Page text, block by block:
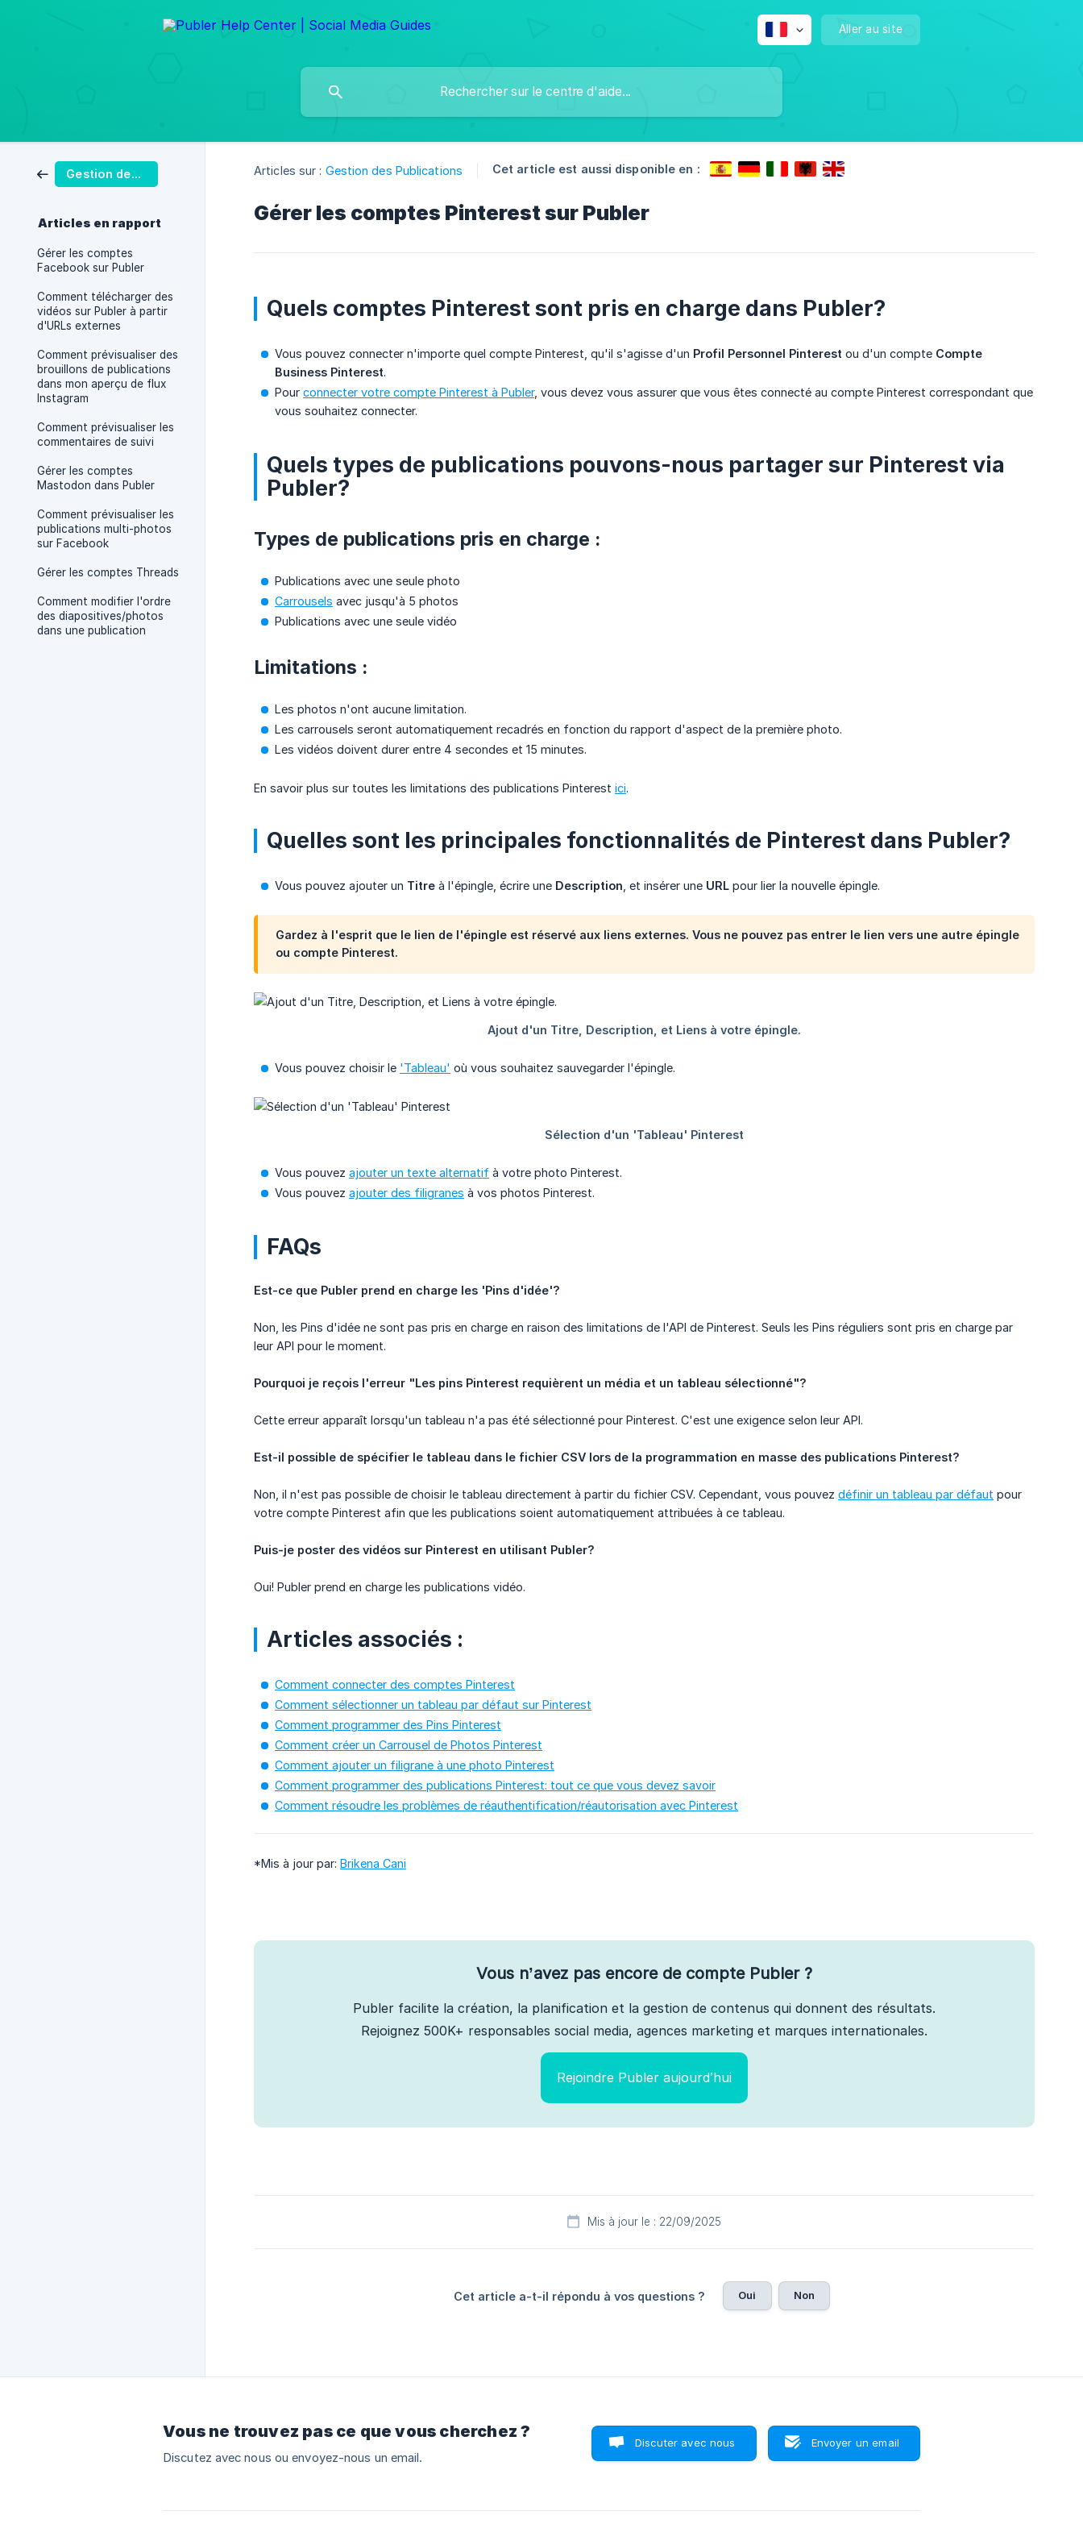
Aller au site
Gestion des Publications
Articles en rapport
Gérer les comptes
Facebook sur Publer
Comment télécharger des
vidéos sur Publer à partir
d'URLs externes
Comment prévisualiser des
brouillons de publications
dans mon aperçu de flux
Instagram
Comment prévisualiser les
commentaires de suivi
Gérer les comptes
Mastodon dans Publer
Comment prévisualiser les
publications multi-photos
sur Facebook
Gérer les comptes Threads
Comment modifier l'ordre
des diapositives/photos
dans une publication
Articles sur : Gestion des Publications Cet article est aussi disponible en :
Gérer les comptes Pinterest sur Publer
Quels comptes Pinterest sont pris en charge dans Publer?
Vous pouvez connecter n'importe quel compte Pinterest, qu'il s'agisse d'un Profil Personnel Pinterest ou d'un compte Compte
Business Pinterest.
Pour connecter votre compte Pinterest à Publer, vous devez vous assurer que vous êtes connecté au compte Pinterest correspondant que
vous souhaitez connecter.
Quels types de publications pouvons-nous partager sur Pinterest via
Publer?
Types de publications pris en charge :
Publications avec une seule photo
Carrousels avec jusqu'à 5 photos
Publications avec une seule vidéo
Limitations :
Les photos n'ont aucune limitation.
Les carrousels seront automatiquement recadrés en fonction du rapport d'aspect de la première photo.
Les vidéos doivent durer entre 4 secondes et 15 minutes.
En savoir plus sur toutes les limitations des publications Pinterest ici.
Quelles sont les principales fonctionnalités de Pinterest dans Publer?
Vous pouvez ajouter un Titre à l'épingle, écrire une Description , et insérer une URL pour lier la nouvelle épingle.
Gardez à l'esprit que le lien de l'épingle est réservé aux liens externes. Vous ne pouvez pas entrer le lien vers une autre épingle
ou compte Pinterest.
Vous pouvez choisir le 'Tableau' où vous souhaitez sauvegarder l'épingle.
Vous pouvez ajouter un texte alternatif à votre photo Pinterest.
Vous pouvez ajouter des filigranes à vos photos Pinterest.
FAQs
Est-ce que Publer prend en charge les 'Pins d'idée'?
Non, les Pins d'idée ne sont pas pris en charge en raison des limitations de l'API de Pinterest. Seuls les Pins réguliers sont pris en charge par
leur API pour le moment.
Pourquoi je reçois l'erreur "Les pins Pinterest requièrent un média et un tableau sélectionné"?
Cette erreur apparaît lorsqu'un tableau n'a pas été sélectionné pour Pinterest. C'est une exigence selon leur API.
Est-il possible de spécifier le tableau dans le fichier CSV lors de la programmation en masse des publications Pinterest?
Non, il n'est pas possible de choisir le tableau directement à partir du fichier CSV. Cependant, vous pouvez définir un tableau par défaut pour
votre compte Pinterest afin que les publications soient automatiquement attribuées à ce tableau.
Puis-je poster des vidéos sur Pinterest en utilisant Publer?
Oui! Publer prend en charge les publications vidéo.
Articles associés :
Comment connecter des comptes Pinterest
Comment sélectionner un tableau par défaut sur Pinterest
Comment programmer des Pins Pinterest
Comment créer un Carrousel de Photos Pinterest
Comment ajouter un filigrane à une photo Pinterest
Comment programmer des publications Pinterest: tout ce que vous devez savoir
Comment résoudre les problèmes de réauthentification/réautorisation avec Pinterest
*Mis à jour par: Brikena Cani
Vous n’avez pas encore de compte Publer ?
Publer facilite la création, la planification et la gestion de contenus qui donnent des résultats.
Rejoignez 500K+ responsables social media, agences marketing et marques internationales.
Rejoindre Publer aujourd’hui
Mis à jour le : 22/09/2025
Cet article a-t-il répondu à vos questions ? Oui Non
Vous ne trouvez pas ce que vous cherchez ?
Discutez avec nous ou envoyez-nous un email.
Discuter avec nous Envoyer un email